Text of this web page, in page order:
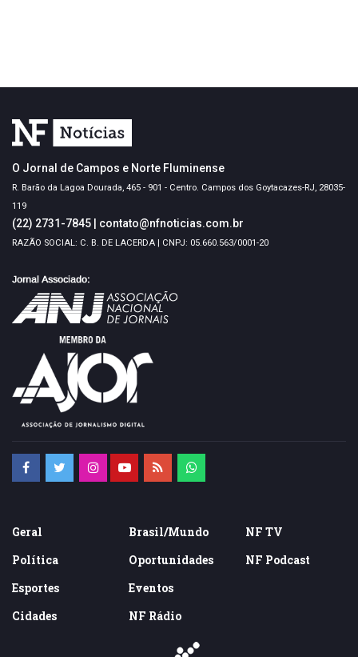
O Jornal de Campos e Norte Fluminense
R. Barão da Lagoa Dourada, 465 - 901 - Centro. Campos dos Goytacazes-RJ, 28035-
119
(22) 2731-7845 contato@nfnoticias.com.br
RAZÃO SOCIAL: C. B. DE LACERDA | CNPJ: 05.660.563/0001-20
Geral
Política
Esportes
Cidades
Brasil/Mundo
Oportunidades
Eventos
NF Rádio
NF TV
NF Podcast